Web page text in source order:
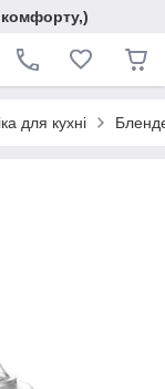
для кухні